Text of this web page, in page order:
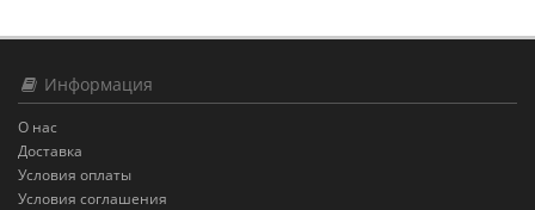
Информация
О нас
Доставка
Условия оплаты
Условия соглашения